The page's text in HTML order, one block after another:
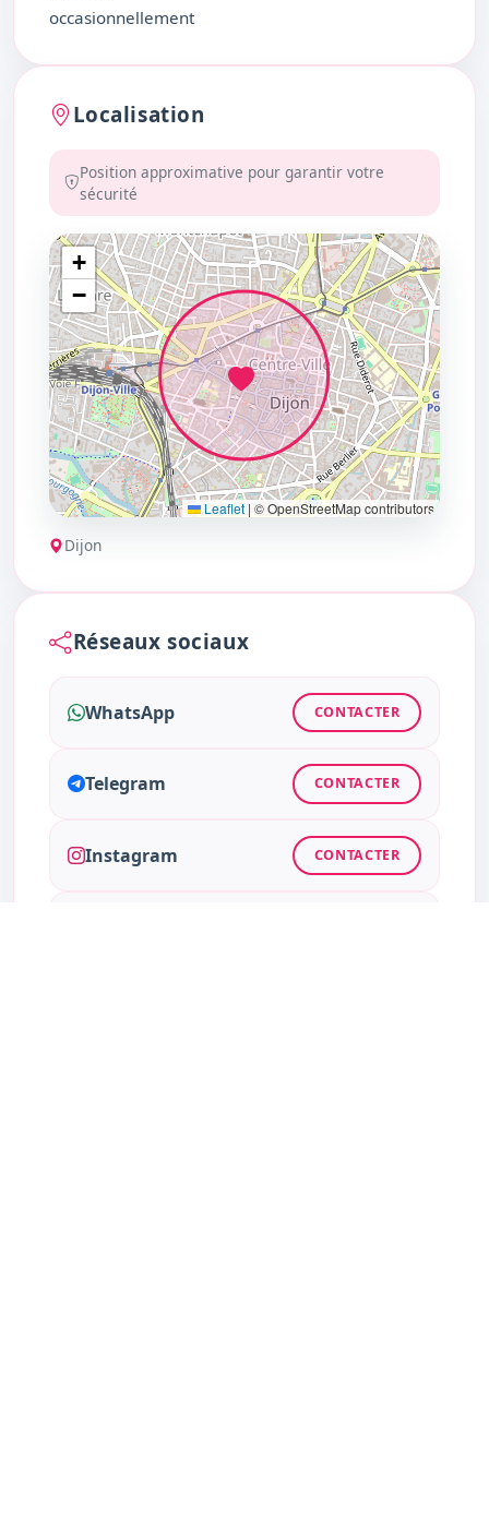
occasionnellement
Localisation
Position approximative pour garantir votre
sécurité
+
−
Leaflet | © OpenStreetMap contributors
Dijon
Réseaux sociaux
WhatsApp CONTACTER
Telegram CONTACTER
Instagram CONTACTER